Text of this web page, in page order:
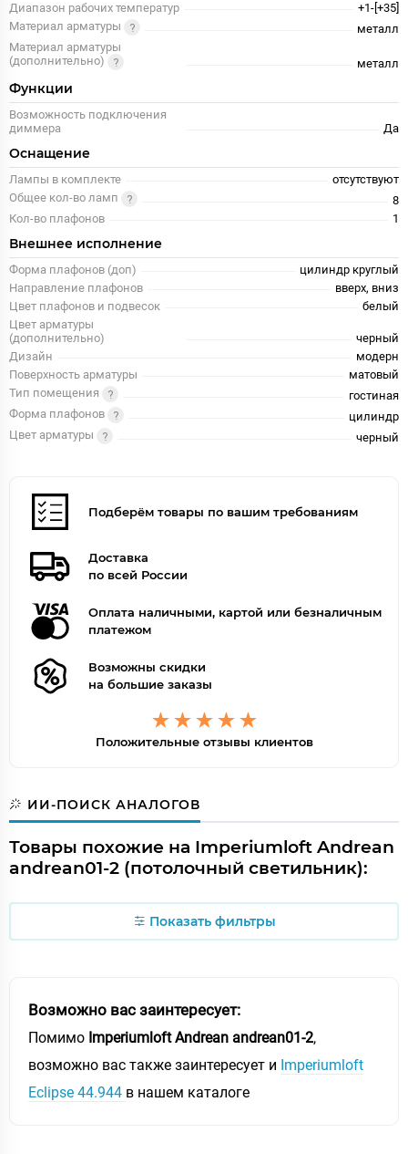
Диапазон рабочих температур
+1-[+35]
Материал арматуры
металл
Материал арматуры
(дополнительно)
металл
Функции
Возможность подключения
диммера
Да
Оснащение
Лампы в комплекте
отсутствуют
Общее кол-во ламп
8
Кол-во плафонов
1
Внешнее исполнение
Форма плафонов (доп)
цилиндр круглый
Направление плафонов
вверх, вниз
Цвет плафонов и подвесок
белый
Цвет арматуры
(дополнительно)
черный
Дизайн
модерн
Поверхность арматуры
матовый
Тип помещения
гостиная
Форма плафонов
цилиндр
Цвет арматуры
черный
Подберём товары по вашим требованиям
Доставка
по всей России
Оплата наличными, картой или безналичным
платежом
Возможны скидки
на большие заказы
Положительные отзывы клиентов
ИИ-ПОИСК АНАЛОГОВ
Товары похожие на Imperiumloft Andrean
andrean01-2 (потолочный светильник):
Показать фильтры
Возможно вас заинтересует:
Помимо Imperiumloft Andrean andrean01-2,
возможно вас также заинтересует и Imperiumloft
Eclipse 44.944 в нашем каталоге